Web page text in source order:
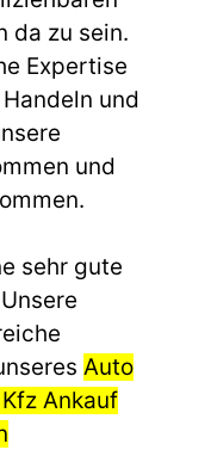
da zu sein.
Expertise
und
und
sehr gute
Auto
Ankauf